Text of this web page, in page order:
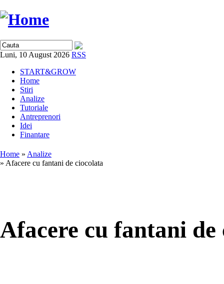
Luni, 10 August 2026 RSS
START&GROW
Home
Stiri
Analize
Tutoriale
Antreprenori
Idei
Finantare
Home » Analize
» Afacere cu fantani de ciocolata
Afacere cu fantani de